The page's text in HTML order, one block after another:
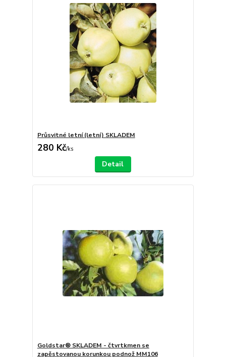
Průsvitné letní (letní) SKLADEM
280 Kč/ks
Detail
Goldstar® SKLADEM - čtvrtkmen se
zapěstovanou korunkou podnož MM106